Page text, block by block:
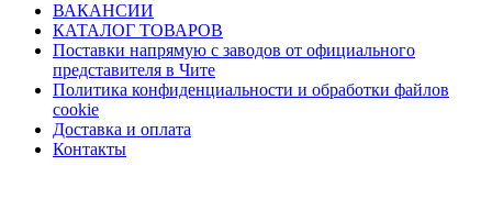
ВАКАНСИИ
КАТАЛОГ ТОВАРОВ
Поставки напрямую с заводов от официального
представителя в Чите
Политика конфиденциальности и обработки файлов
cookie
Доставка и оплата
Контакты